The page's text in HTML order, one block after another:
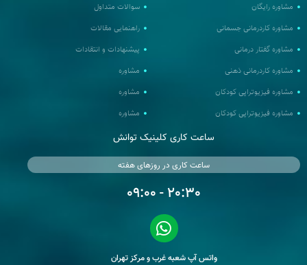
مشاوره رایگان
مشاوره کاردرمانی جسمانی
مشاوره گفتار درمانی
مشاوره کاردرمانی ذهنی
مشاوره فیزیوتراپی کودکان
مشاوره فیزیوتراپی کودکان
سوالات متداول
راهنمایی مقالات
پیشنهادات و انتقادات
مشاوره
مشاوره
مشاوره
ساعت کاری کلینیک توانش
ساعت کاری در روزهای هفته
20:30 - 09:00
واتس آپ شعبه غرب و مرکز تهران